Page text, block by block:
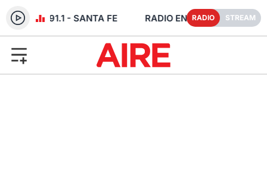
VIVO FM 91.1 - SANTA FE RADIO STREAM